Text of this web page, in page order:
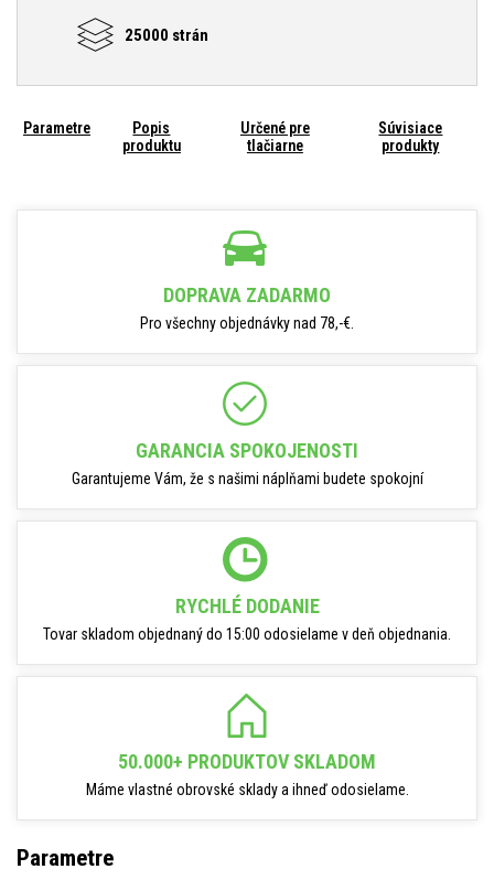
25000 strán
Parametre
Popis
produktu
Určené pre
tlačiarne
Súvisiace
produkty
DOPRAVA ZADARMO
Pro všechny objednávky nad 78,-€.
GARANCIA SPOKOJENOSTI
Garantujeme Vám, že s našimi náplňami budete spokojní
RYCHLÉ DODANIE
Tovar skladom objednaný do 15:00 odosielame v deň objednania.
50.000+ PRODUKTOV SKLADOM
Máme vlastné obrovské sklady a ihneď odosielame.
Parametre